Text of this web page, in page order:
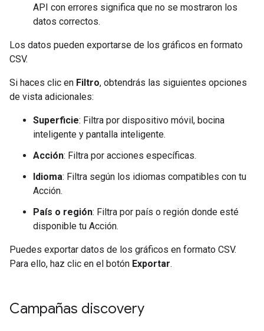
API con errores significa que no se mostraron los
datos correctos.
Los datos pueden exportarse de los gráficos en formato
CSV.
Si haces clic en Filtro, obtendrás las siguientes opciones
de vista adicionales:
Superficie: Filtra por dispositivo móvil, bocina
inteligente y pantalla inteligente.
Acción: Filtra por acciones específicas.
Idioma: Filtra según los idiomas compatibles con tu
Acción.
País o región: Filtra por país o región donde esté
disponible tu Acción.
Puedes exportar datos de los gráficos en formato CSV.
Para ello, haz clic en el botón Exportar.
Campañas discovery